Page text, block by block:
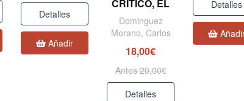
Detalles
Añadir
CRITICO, EL
Dominguez
Morano, Carlos
18,00€
Antes 20,00€
Detalles
Detalles